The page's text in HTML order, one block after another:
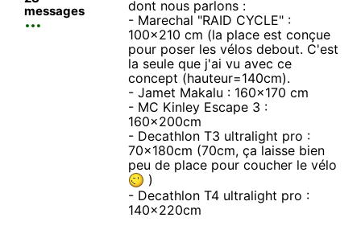
messages
dont nous parlons :
- Marechal "RAID CYCLE" :
100x210 cm (la place est conçue
pour poser les vélos debout. C'est
la seule que j'ai vu avec ce
concept (hauteur=140cm).
- Jamet Makalu : 160x170 cm
- MC Kinley Escape 3 :
160x200cm
- Decathlon T3 ultralight pro :
70x180cm (70cm, ça laisse bien
peu de place pour coucher le vélo
)
- Decathlon T4 ultralight pro :
140x220cm